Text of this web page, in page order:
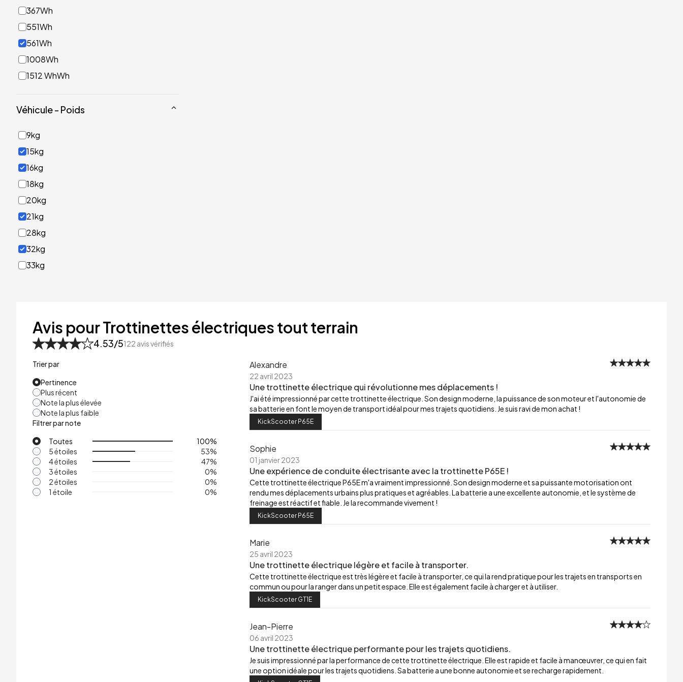
367Wh
551Wh
561Wh
1008Wh
1512 WhWh
Véhicule - Poids
9kg
15kg
16kg
18kg
20kg
21kg
28kg
32kg
33kg
53kg
Avis pour Trottinettes électriques tout terrain
4.53/5122 avis vérifiés
Trier par
Pertinence
Plus récent
Note la plus élevée
Note la plus faible
Filtrer par note
Toutes
100%
5 étoiles
53%
4 étoiles
47%
3 étoiles
0%
2 étoiles
0%
1 étoile
0%
Alexandre
22 avril 2023
Une trottinette électrique qui révolutionne mes déplacements !
J'ai été impressionné par cette trottinette électrique. Son design moderne, la puissance de son moteur et l'autonomie de
sa batterie en font le moyen de transport idéal pour mes trajets quotidiens. Je suis ravi de mon achat !
KickScooter P65E
Sophie
01 janvier 2023
Une expérience de conduite électrisante avec la trottinette P65E !
Cette trottinette électrique P65E m'a vraiment impressionné. Son design moderne et sa puissante motorisation ont
rendu mes déplacements urbains plus pratiques et agréables. La batterie a une excellente autonomie, et le système de
freinage est réactif et fiable. Je la recommande vivement !
KickScooter P65E
Marie
25 avril 2023
Une trottinette électrique légère et facile à transporter.
Cette trottinette électrique est très légère et facile à transporter, ce qui la rend pratique pour les trajets en transports en
commun ou pour la ranger dans un petit espace. Elle est également facile à charger et à utiliser.
KickScooter GT1E
Jean-Pierre
06 avril 2023
Une trottinette électrique performante pour les trajets quotidiens.
Je suis impressionné par la performance de cette trottinette électrique. Elle est rapide et facile à manœuvrer, ce qui en fait
une option idéale pour les trajets quotidiens. Sa batterie a une bonne autonomie et se recharge rapidement.